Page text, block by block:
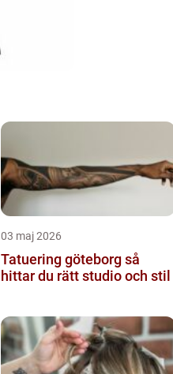
03 maj 2026
Tatuering göteborg så
hittar du rätt studio och stil